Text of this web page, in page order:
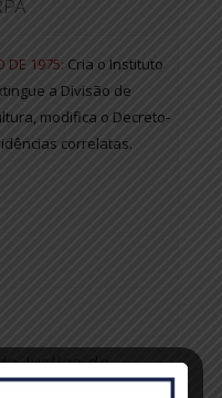
DE 1975: Cria o Instituto
a Divisão de
modifica o Decreto-
correlatas.
Justiça do
aos registros